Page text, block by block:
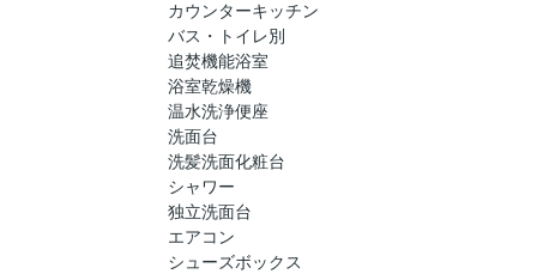
カウンターキッチン
バス・トイレ別
追焚機能浴室
浴室乾燥機
温水洗浄便座
洗面台
洗髪洗面化粧台
シャワー
独立洗面台
エアコン
シューズボックス